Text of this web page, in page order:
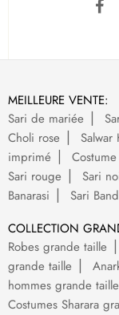
MEILLEURE VENTE:
Sari de mariée
Choli rose
Salwar
imprimé
Sari rouge
Sari
Banarasi
Sari
COLLECTION
Robes grande taille
grande taille
hommes grande taille
Costumes Sharara